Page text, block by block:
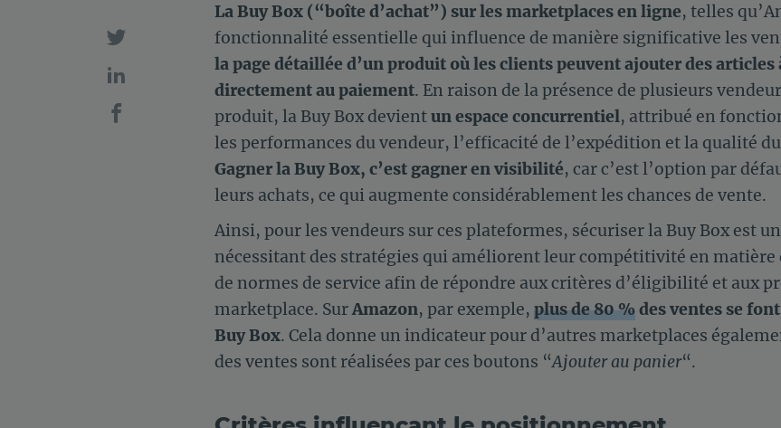
La Buy Box (“boîte d’achat”) sur les marketplaces en ligne, telles
fonctionnalité essentielle qui influence de manière significative les
la page détaillée d’un produit où les clients peuvent ajouter des articles
directement au paiement. En raison de la présence de plusieurs
produit, la Buy Box devientun espace concurrentiel, attribué en
les performances du vendeur, l’efficacité de l’expédition et la qualité
Gagner la Buy Box, c’est gagner en visibilité, car c’est l’option par
leurs achats, ce qui augmente considérablement les chances de vente.
Ainsi, pour les vendeurs sur ces plateformes, sécuriser la Buy Box est un
nécessitant des stratégies qui améliorent leur compétitivité en
de normes de service afin de répondre aux critères d’éligibilité et aux
marketplace. SurAmazon, par exemple, plus de 80 %des ventes se
Buy Box. Cela donne un indicateur pour d’autres marketplaces
des ventes sont réalisées par ces boutons “Ajouter au panier“.